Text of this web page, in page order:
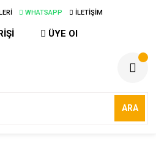
WHATSAPP İLETİŞİM
ÜYE Ol
ARA